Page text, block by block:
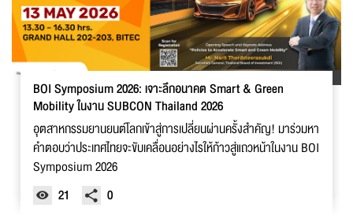
BOI Symposium 2026: เจาะลึกอนาคต Smart & Green
Mobility ในงาน SUBCON Thailand 2026
อุตสาหกรรมยานยนต์โลกเข้าสู่การเปลี่ยนผ่านครั้งสำคัญ! มาร่วมหา
คำตอบว่าประเทศไทยจะขับเคลื่อนอย่างไรให้ก้าวสู่แถวหน้าในงาน BOI
Symposium 2026
21
0